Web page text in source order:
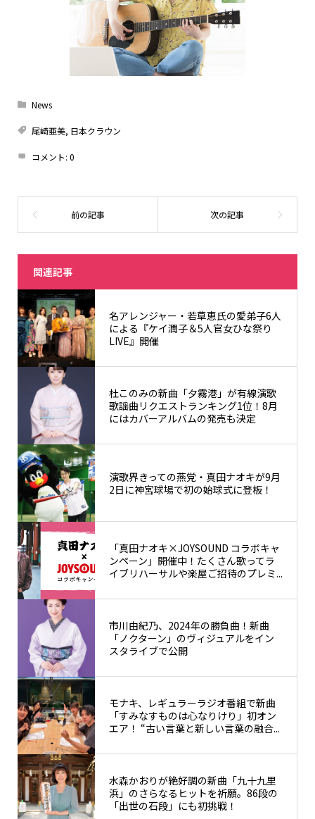
News
尾崎亜美, 日本クラウン
コメント: 0
関連記事
名アレンジャー・若草恵氏の愛弟子6人
による『ケイ潤子＆5人官女ひな祭り
LIVE』開催
杜このみの新曲「夕霧港」が有線演歌
歌謡曲リクエストランキング1位！8月
にはカバーアルバムの発売も決定
演歌界きっての燕党・真田ナオキが9月
2日に神宮球場で初の始球式に登板！
「真田ナオキ×JOYSOUND コラボキャ
ンペーン」開催中！たくさん歌ってラ
イブリハーサルや楽屋ご招待のプレミ...
市川由紀乃、2024年の勝負曲！新曲
「ノクターン」のヴィジュアルをイン
スタライブで公開
モナキ、レギュラーラジオ番組で新曲
「すみなすものは心なりけり」初オン
エア！ “古い言葉と新しい言葉の融合...
水森かおりが絶好調の新曲「九十九里
浜」のさらなるヒットを祈願。86段の
「出世の石段」にも初挑戦！